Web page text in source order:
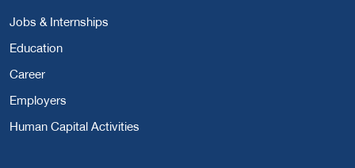
Jobs & Internships
Education
Career
Employers
Human Capital Activities